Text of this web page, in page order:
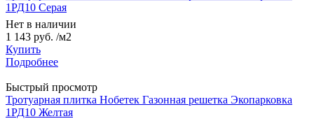
1РД10 Серая
Нет в наличии
1 143 руб. /м2
Купить
Подробнее
Быстрый просмотр
Тротуарная плитка Нобетек Газонная решетка Экопарковка
1РД10 Желтая